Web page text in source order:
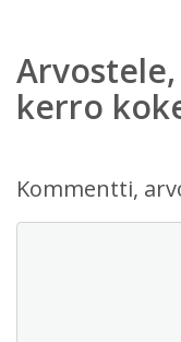
kerro
Kommentti,